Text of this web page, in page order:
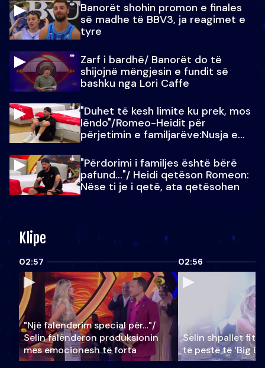
Banorët shohin promon e finales
së madhe të BBV3, ja reagimet e
tyre
Zarf i bardhë/ Banorët do të
shijojnë mëngjesin e fundit së
bashku nga Lori Caffe
"Duhet të kesh limite ku prek, mos
lëndo"/Romeo-Heidit për
përjetimin e familjarëve:Nusja e
"Përdorimi i familjes është bërë
pafund…"/ Heidi qetëson Romeon:
Nëse ti je i qetë, ata qetësohen
Klipe
02:57
"Një falenderim special për…"/
Selin falënderon produksionin
mes emocionesh të forta
02:56
Selin shpallet
të pestë të ‘Big